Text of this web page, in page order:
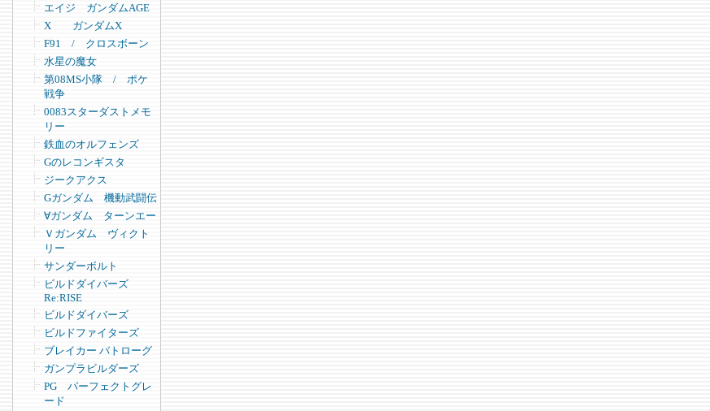
エイジ ガンダムAGE
X ガンダムX
F91 / クロスボーン
水星の魔女
第08MS小隊 / ポケ
戦争
0083スターダストメモ
リー
鉄血のオルフェンズ
Gのレコンギスタ
ジークアクス
Gガンダム 機動武闘伝
∀ガンダム ターンエー
Ｖガンダム ヴィクト
リー
サンダーボルト
ビルドダイバーズ
Re:RISE
ビルドダイバーズ
ビルドファイターズ
ブレイカー バトローグ
ガンプラビルダーズ
PG パーフェクトグレ
ード